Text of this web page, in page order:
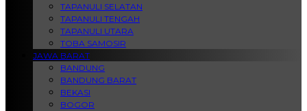
TAPANULI SELATAN
TAPANULI TENGAH
TAPANULI UTARA
TOBA SAMOSIR
JAWA BARAT
BANDUNG
BANDUNG BARAT
BEKASI
BOGOR